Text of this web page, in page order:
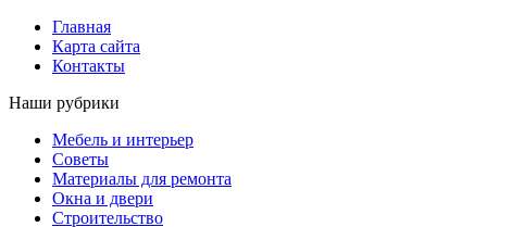
Главная
Карта сайта
Контакты
Наши рубрики
Мебель и интерьер
Советы
Материалы для ремонта
Окна и двери
Строительство